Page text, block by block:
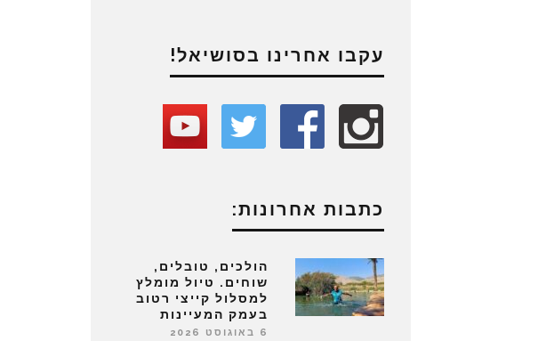
עקבו אחרינו בסושיאל!
כתבות אחרונות:
הולכים, טובלים,
שוחים. טיול מומלץ
למסלול קייצי רטוב
בעמק המעיינות
6 באוגוסט 2026